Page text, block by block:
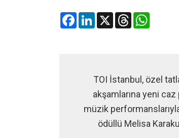
FacebookLinkedIn
X Threads
TOI İstanbul, özel
akşamlarına yeni
müzik
ödüllü Melisa